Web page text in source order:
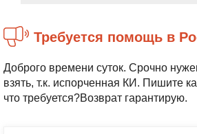
Требуется помощь в
Доброго времени суток. Срочно
взять, т.к. испорченная КИ. Пишите
что требуется?Возврат гарантирую.